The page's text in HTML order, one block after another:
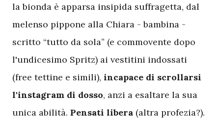
la bionda è apparsa insipida suffragetta, dal
melenso pippone alla Chiara - bambina -
scritto “tutto da sola” (e commovente dopo
l'undicesimo Spritz) ai vestitini indossati
(free tettine e simili), incapace di scrollarsi
l'instagram di dosso, anzi a esaltare la sua
unica abilità. Pensati libera (altra profezia?).